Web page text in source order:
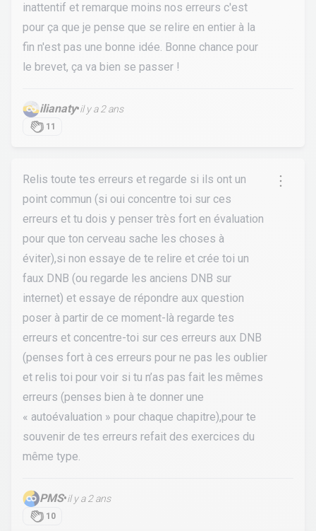
inattentif et remarque moins nos erreurs c'est
pour ça que je pense que se relire en entier à la
fin n'est pas une bonne idée. Bonne chance pour
le brevet, ça va bien se passer !
ilianaty•il y a 2 ans
11
Relis toute tes erreurs et regarde si ils ont un
point commun (si oui concentre toi sur ces
erreurs et tu dois y penser très fort en évaluation
pour que ton cerveau sache les choses à
éviter),si non essaye de te relire et crée toi un
faux DNB (ou regarde les anciens DNB sur
internet) et essaye de répondre aux question
poser à partir de ce moment-là regarde tes
erreurs et concentre-toi sur ces erreurs aux DNB
(penses fort à ces erreurs pour ne pas les oublier
et relis toi pour voir si tu n’as pas fait les mêmes
erreurs (penses bien à te donner une
« autoévaluation » pour chaque chapitre),pour te
souvenir de tes erreurs refait des exercices du
même type.
PMS•il y a 2 ans
10